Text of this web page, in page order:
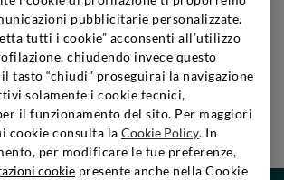
NOI
aperte e unisciti al team!
pubblicitarie personalizzate.
tutti i cookie” acconsenti all’utilizzo
chiudendo invece questo
tasto “chiudi” proseguirai la navigazione
solamente i cookie tecnici,
il funzionamento del sito. Per maggiori
cookie consulta la Cookie Policy. In
per modificare le tue preferenze,
cookie presente anche nella Cookie